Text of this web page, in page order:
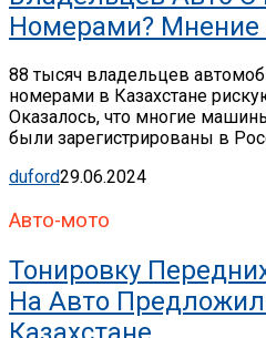
Номерами? Мнение
88 тысяч владельцев
номерами в Казахстане
Оказалось, что многие
были зарегистрированы в
duford29.06.2024
Авто-мото
Тонировку
На Авто